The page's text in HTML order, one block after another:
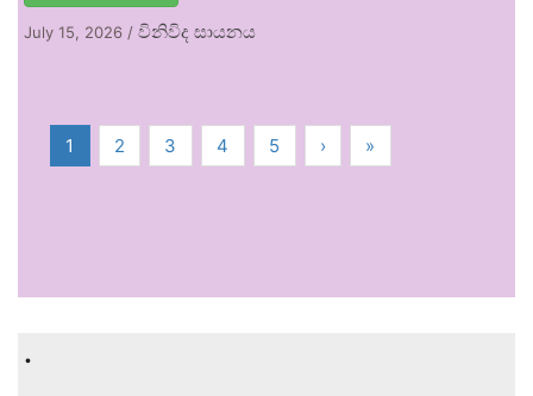
July 15, 2026 / විනිවිද සායනය
1 2 3 4 5 › »
.